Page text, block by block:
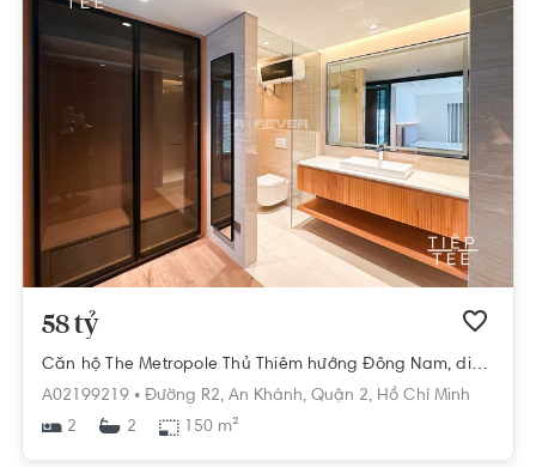
58 tỷ
Căn hộ The Metropole Thủ Thiêm hướng Đông Nam, diện tích 150m²
A02199219 • Đường R2, An Khánh, Quận 2, Hồ Chí Minh
2
2 150 m²